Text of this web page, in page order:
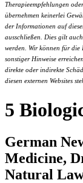
Therapieempfehlungen
übernehmen keinerlei
der Informationen auf
ausschließen. Dies gilt
werden. Wir können für die
sonstiger Hinweise
direkte oder indirekte
diesen externen Websites
5
German
Medicine,
Natural